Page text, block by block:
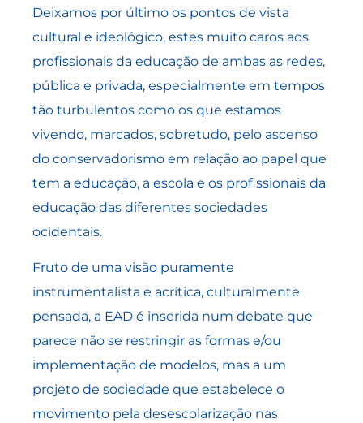
Deixamos por último os pontos de vista
cultural e ideológico, estes muito caros aos
profissionais da educação de ambas as redes,
pública e privada, especialmente em tempos
tão turbulentos como os que estamos
vivendo, marcados, sobretudo, pelo ascenso
do conservadorismo em relação ao papel que
tem a educação, a escola e os profissionais da
educação das diferentes sociedades
ocidentais.
Fruto de uma visão puramente
instrumentalista e acrítica, culturalmente
pensada, a EAD é inserida num debate que
parece não se restringir as formas e/ou
implementação de modelos, mas a um
projeto de sociedade que estabelece o
movimento pela desescolarização nas